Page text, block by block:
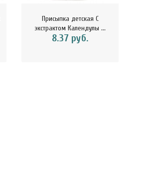
Присыпка детская С
экстрактом Календулы ...
8.37 руб.